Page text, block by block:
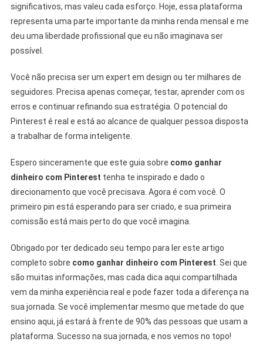
significativos, mas valeu cada esforço. Hoje, essa plataforma
representa uma parte importante da minha renda mensal e me
deu uma liberdade profissional que eu não imaginava ser
possível.
Você não precisa ser um expert em design ou ter milhares de
seguidores. Precisa apenas começar, testar, aprender com os
erros e continuar refinando sua estratégia. O potencial do
Pinterest é real e está ao alcance de qualquer pessoa disposta
a trabalhar de forma inteligente.
Espero sinceramente que este guia sobre como ganhar
dinheiro com Pinterest tenha te inspirado e dado o
direcionamento que você precisava. Agora é com você. O
primeiro pin está esperando para ser criado, e sua primeira
comissão está mais perto do que você imagina.
Obrigado por ter dedicado seu tempo para ler este artigo
completo sobre como ganhar dinheiro com Pinterest . Sei que
são muitas informações, mas cada dica aqui compartilhada
vem da minha experiência real e pode fazer toda a diferença na
sua jornada. Se você implementar mesmo que metade do que
ensino aqui, já estará à frente de 90% das pessoas que usam a
plataforma. Sucesso na sua jornada, e nos vemos no topo!